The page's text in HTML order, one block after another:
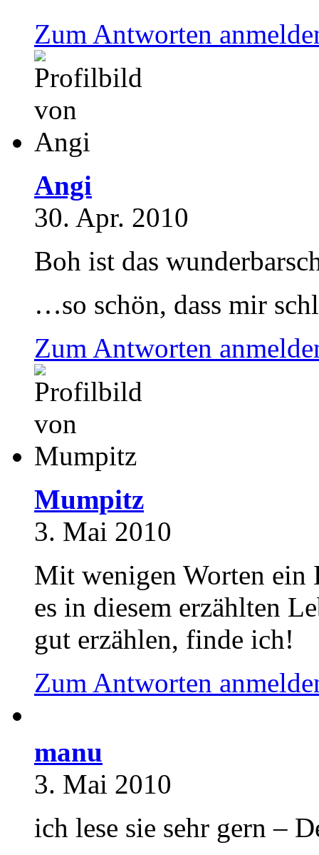
Zum Antworten
Angi
30. Apr. 2010
Boh ist das
…so schön, dass mir
Zum Antworten
Mumpitz
3. Mai 2010
Mit wenigen Worten ein
es in diesem erzählten
gut erzählen, finde ich!
Zum Antworten
manu
3. Mai 2010
ich lese sie sehr gern –